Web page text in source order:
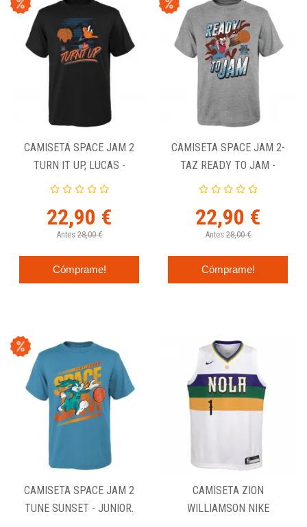
CAMISETA SPACE JAM 2
TURN IT UP, LUCAS -
JUNIOR.
22,90 €
Antes 28,00 €
Cómprame!
CAMISETA SPACE JAM 2-
TAZ READY TO JAM -
JUNIOR.
22,90 €
Antes 28,00 €
Cómprame!
CAMISETA SPACE JAM 2
TUNE SUNSET - JUNIOR.
CAMISETA ZION
WILLIAMSON NIKE